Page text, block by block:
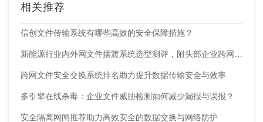
相关推荐
信创文件传输系统有哪些高效的安全保障措施？
新能源行业内外网文件摆渡系统选型测评，附头部企业跨网部署案例
跨网文件安全交换系统排名助力提升数据传输安全与效率
多引擎在线杀毒：企业文件威胁检测如何减少漏报与误报？
安全隔离网闸推荐助力高效安全的数据交换与网络防护